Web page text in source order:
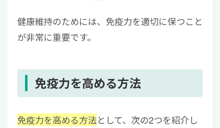
健康維持のためには、免疫力を適切に保つこと
が非常に重要です。
免疫力を高める方法
免疫力を高める方法として、次の2つを紹介し